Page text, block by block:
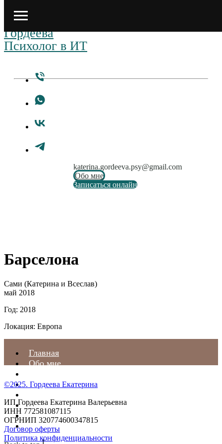
katerina.gordeeva.psy@gmail.com
Обо мне
Записаться онлайн
Барселона
Сами (Катерина и Всеслав)
май 2018
Год: 2018
Локация: Европа
Главная
Обо мне
Контакты
Статьи
С чем я работаю
Предстоящие события
©2025. Гордеева Екатерина
ИП Гордеева Екатерина Валерьевна
ИНН 772581087115
ОГРНИП 320774600347815
Договор оферты
Политика конфиденциальности